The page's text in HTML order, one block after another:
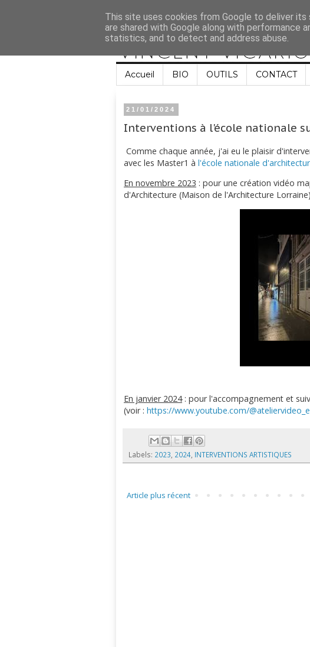
Accueil BIO OUTILS CONTACT
21/01/2024
Interventions à l'école nationale
Comme chaque année, j'ai eu le plaisir
avec les Master1 à l'école nationale
En novembre 2023 : pour une création vidéo
d'Architecture (Maison de l'Architecture
En janvier 2024: pour l'accompagnement et
(voir : https://www.youtube.com/
Labels: 2023, 2024, INTERVENTIONS ARTISTIQUES
Article plus récent
This site uses cookies from Google to deliver
are shared with Google along with performance
statistics, and to detect and address abuse.